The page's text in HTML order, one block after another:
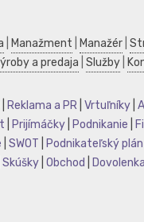
Manažment Manažér
a predaja Služby
Reklama a PR Vrtuľníky
Prijímáčky Podnikanie
SWOT Podnikateľský plán
Skúšky Obchod Dovolenka